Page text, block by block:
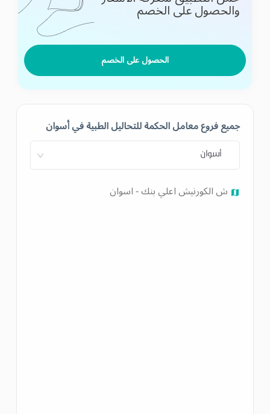
والحصول على الخصم
الحصول على الخصم
جميع فروع معامل الحكمة للتحاليل الطبية في أسوان
أسوان
ش الكورنيش اعلي بنك - اسوان